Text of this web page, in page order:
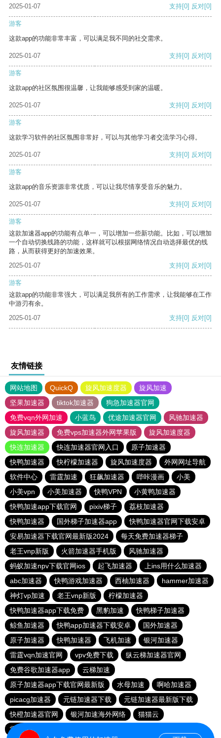
2025-01-07
支持[0] 反对[0]
游客
这款app的功能非常丰富，可以满足我不同的社交需求。
2025-01-07 支持[0] 反对[0]
游客
这款app的社区氛围很温馨，让我能够感受到家的温暖。
2025-01-07 支持[0] 反对[0]
游客
这款学习软件的社区氛围非常好，可以与其他学习者交流学习心得。
2025-01-07 支持[0] 反对[0]
游客
这款app的音乐资源非常优质，可以让我尽情享受音乐的魅力。
2025-01-07 支持[0] 反对[0]
游客
这款加速器app的功能有点单一，可以增加一些新功能。比如，可以增加
一个自动切换线路的功能，这样就可以根据网络情况自动选择最优的线
路，从而获得更好的加速效果。
2025-01-07
支持[0] 反对[0]
游客
这款app的功能非常强大，可以满足我所有的工作需求，让我能够在工作
中游刃有余。
2025-01-07
支持[0] 反对[0]
友情链接
网站地图 QuickQ 旋风加速度器
旋风加速
坚果加速器
tiktok加速器
狗急加速器官网
免费vqn外网加速
小蓝鸟 优途加速器官网
风驰加速器
旋风加速器
免费vps加速器外网苹果版
旋风加速度器
快连加速器
快连加速器官网入口
原子加速器
快鸭加速器
快柠檬加速器 旋风加速度器
外网网址导航
软件中心
雷霆加速 狂飙加速器 哔咔漫画
小美
小美vpn
小美加速器 快鸭VPN
小黄鸭加速器
快鸭加速app下载官网
pixiv梯子
荔枝加速器
快鸭加速器
国外梯子加速器app
快鸭加速器官网下载安卓
安易加速器下载官网最新版2024
每天免费加速器梯子
老王vnp新版
火箭加速器手机版
风驰加速器
蚂蚁加速npv下载官网ios
起飞加速器
上ins用什么加速器
abc加速器
快鸭游戏加速器 西柚加速器
hammer加速器
神灯vp加速
老王vnp新版
柠檬加速器
快鸭加速器app下载免费
黑豹加速
快鸭梯子加速器
鲸鱼加速器
快鸭app加速器下载安卓
国外加速器
原子加速器
快鸭加速器 飞机加速
银河加速器
雷霆vqn加速官网
vpv免费下载
纵云梯加速器官网
免费谷歌加速器app
云梯加速
原子加速器app下载官网最新版
水母加速
啊哈加速器
picacg加速器
元链加速器下载
元链加速器最新版下载
快橙加速器官网
银河加速海外网络
猫猫云
雷霆vp加速器官网